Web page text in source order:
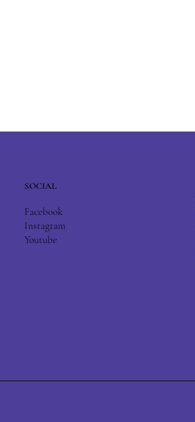
SOCIAL
Facebook
Instagram
Youtube